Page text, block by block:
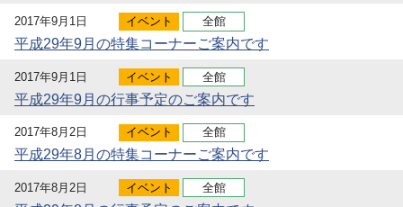
2017年9月1日 イベント 全館
平成29年9月の特集コーナーご案内です
2017年9月1日 イベント 全館
平成29年9月の行事予定のご案内です
2017年8月2日 イベント 全館
平成29年8月の特集コーナーご案内です
2017年8月2日 イベント 全館